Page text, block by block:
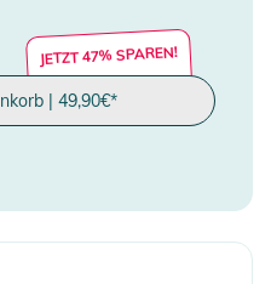
JETZT 47% SPAREN!
| 49,90€*